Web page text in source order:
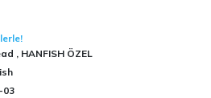
, HANFISH ÖZEL
03